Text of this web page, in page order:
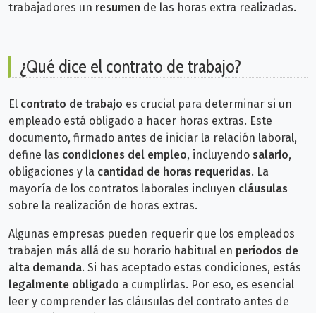
trabajadores un resumen de las horas extra realizadas.
¿Qué dice el contrato de trabajo?
El contrato de trabajo es crucial para determinar si un
empleado está obligado a hacer horas extras. Este
documento, firmado antes de iniciar la relación laboral,
define las condiciones del empleo, incluyendo salario,
obligaciones y la cantidad de horas requeridas. La
mayoría de los contratos laborales incluyen cláusulas
sobre la realización de horas extras.
Algunas empresas pueden requerir que los empleados
trabajen más allá de su horario habitual en períodos de
alta demanda. Si has aceptado estas condiciones, estás
legalmente obligado a cumplirlas. Por eso, es esencial
leer y comprender las cláusulas del contrato antes de